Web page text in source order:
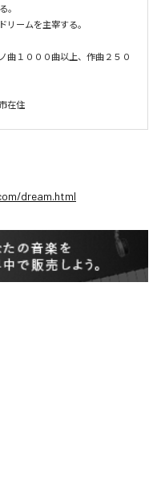
。
リームを主宰する。
曲１０００曲以上、作曲２５０
在住
dream.html